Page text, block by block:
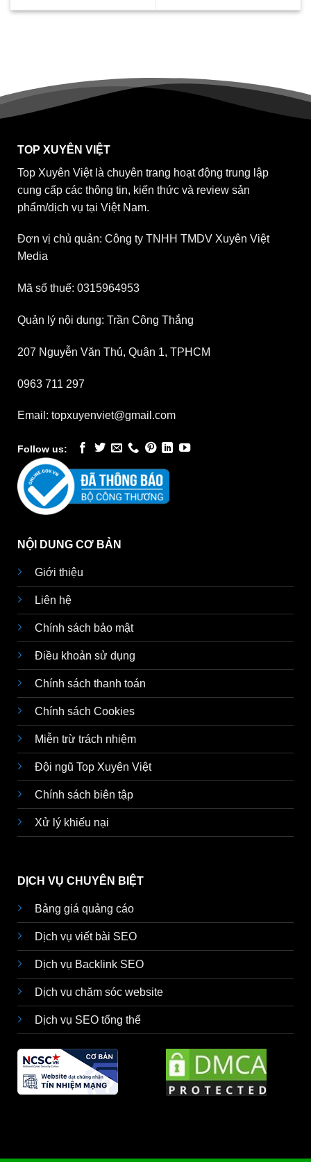
TOP XUYÊN VIỆT
Top Xuyên Việt là chuyên trang hoạt động trung lập
cung cấp các thông tin, kiến thức và review sản
phẩm/dịch vụ tại Việt Nam.
Đơn vị chủ quản: Công ty TNHH TMDV Xuyên Việt
Media
Mã số thuế: 0315964953
Quản lý nội dung: Trần Công Thắng
207 Nguyễn Văn Thủ, Quận 1, TPHCM
0963 711 297
Email: topxuyenviet@gmail.com
Follow us:
NỘI DUNG CƠ BẢN
Giới thiệu
Liên hệ
Chính sách bảo mật
Điều khoản sử dụng
Chính sách thanh toán
Chính sách Cookies
Miễn trừ trách nhiệm
Đội ngũ Top Xuyên Việt
Chính sách biên tập
Xử lý khiếu nại
DỊCH VỤ CHUYÊN BIỆT
Bảng giá quảng cáo
Dịch vụ viết bài SEO
Dịch vụ Backlink SEO
Dịch vụ chăm sóc website
Dịch vụ SEO tổng thể